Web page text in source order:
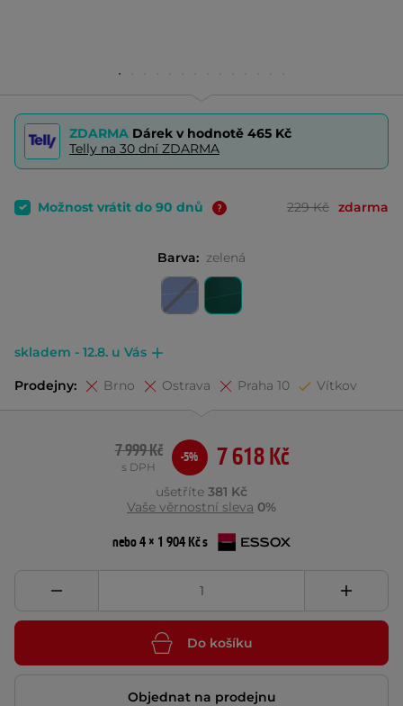
ZDARMA Dárek v hodnotě 465 Kč
Telly na 30 dní ZDARMA
Možnost vrátit do 90 dnů 229 Kč zdarma
Barva: zelená
skladem - 12.8. u Vás
Prodejny: Brno Ostrava Praha 10 Vítkov
7 618 Kč
7 999 Kč
s DPH
-5%
ušetříte 381 Kč
Vaše věrnostní sleva 0%
nebo 4 × 1 904 Kč s
Do košíku
Objednat na prodejnu